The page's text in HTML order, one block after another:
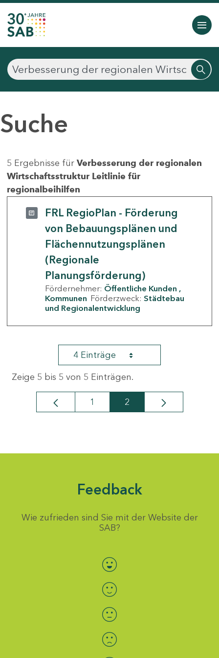
Suche
5 Ergebnisse für Verbesserung der regionalen
Wirtschaftsstruktur Leitlinie für
regionalbeihilfen
FRL RegioPlan - Förderung
von Bebauungsplänen und
Flächennutzungsplänen
(Regionale
Planungsförderung)
Fördernehmer: Öffentliche Kunden
Kommunen Förderzweck: Städtebau
und Regionalentwicklung
4 Einträge
Zeige 5 bis 5 von 5 Einträgen.
Seite
1 Seite
2
Feedback
Wie zufrieden sind Sie mit der Website der
SAB?
Bewertung auswählen